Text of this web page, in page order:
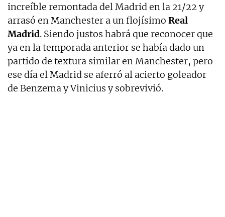
increíble remontada del Madrid en la 21/22 y
arrasó en Manchester a un flojísimo Real
Madrid. Siendo justos habrá que reconocer que
ya en la temporada anterior se había dado un
partido de textura similar en Manchester, pero
ese día el Madrid se aferró al acierto goleador
de Benzema y Vinicius y sobrevivió.